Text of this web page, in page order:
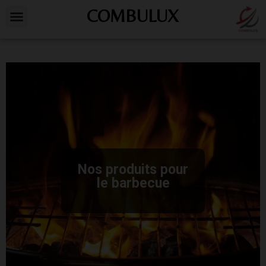
COMBULUX
Nos produits pour
le barbecue